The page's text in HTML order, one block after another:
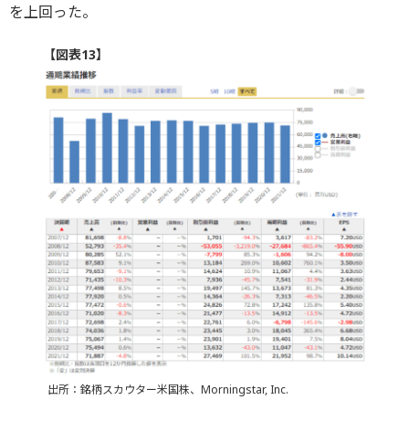
を上回った。
【図表13】
出所：銘柄スカウター米国株、Morningstar, Inc.